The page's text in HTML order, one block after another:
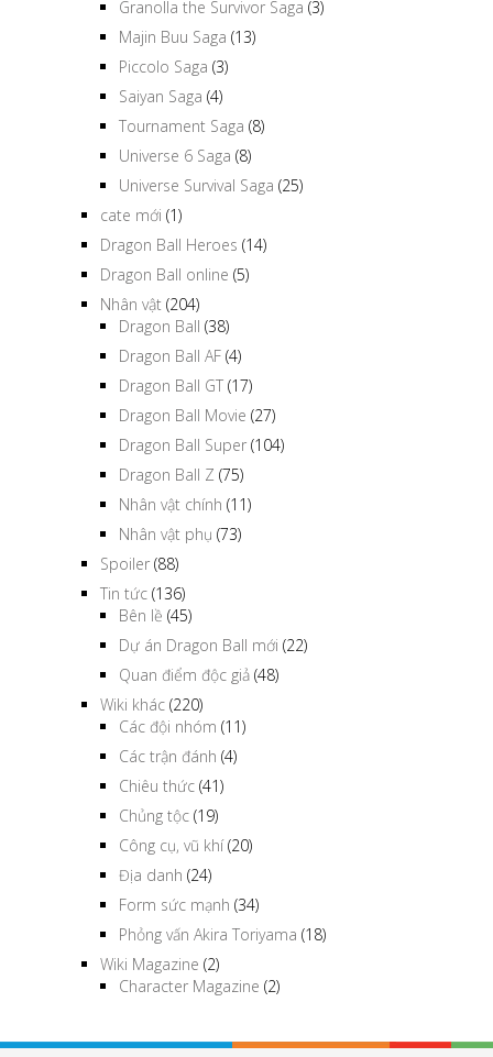
Granolla the Survivor Saga (3)
Majin Buu Saga (13)
Piccolo Saga (3)
Saiyan Saga (4)
Tournament Saga (8)
Universe 6 Saga (8)
Universe Survival Saga (25)
cate mới (1)
Dragon Ball Heroes (14)
Dragon Ball online (5)
Nhân vật (204)
Dragon Ball (38)
Dragon Ball AF (4)
Dragon Ball GT (17)
Dragon Ball Movie (27)
Dragon Ball Super (104)
Dragon Ball Z (75)
Nhân vật chính (11)
Nhân vật phụ (73)
Spoiler (88)
Tin tức (136)
Bên lề (45)
Dự án Dragon Ball mới (22)
Quan điểm độc giả (48)
Wiki khác (220)
Các đội nhóm (11)
Các trận đánh (4)
Chiêu thức (41)
Chủng tộc (19)
Công cụ, vũ khí(20)
Địa danh (24)
Form sức mạnh (34)
Phỏng vấn Akira Toriyama (18)
Wiki Magazine (2)
Character Magazine (2)